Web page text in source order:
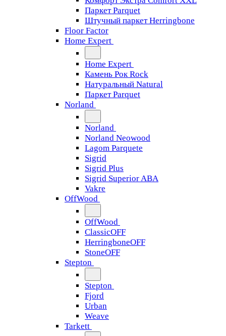
Паркет Parquet
Штучный паркет Herringbone
Floor Factor
Home Expert
Home Expert
Камень Рок Rock
Натуральный Natural
Паркет Parquet
Norland
Norland
Norland Neowood
Lagom Parquete
Sigrid
Sigrid Plus
Sigrid Superior ABA
Vakre
OffWood
OffWood
ClassicOFF
HerringboneOFF
StoneOFF
Stepton
Stepton
Fjord
Urban
Weave
Tarkett